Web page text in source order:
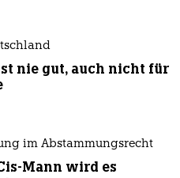
nie gut, auch nicht für
im Abstammungsrecht
Mann wird es